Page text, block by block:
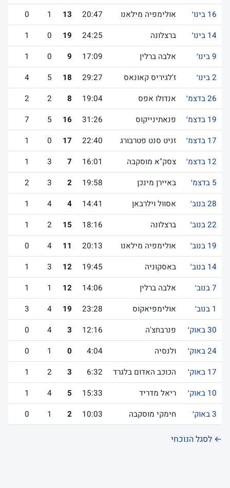
16 בינו׳
אולימפיה מילאנו 20:47
13
1
0
14 בינו׳
ברצלונה 24:25
19
0
1
9 בינו׳
אלבה ברלין 17:09
9
0
1
2 בינו׳
ז'לגיריס קאונאס 29:27
18
5
4
26 בדצמ׳
אנדולו אפס 19:04
8
2
2
19 בדצמ׳
פנאתינייקוס 31:26
16
5
7
17 בדצמ׳
זניט סנט פטרבורג 22:40
17
0
1
12 בדצמ׳
צסק"א מוסקבה 16:01
7
3
1
5 בדצמ׳
באיירן מינכן 19:58
2
3
2
28 בנוב׳
אסוול וילרבאן 14:41
4
4
1
22 בנוב׳
ברצלונה 18:16
15
2
1
19 בנוב׳
אולימפיה מילאנו 20:13
11
4
0
14 בנוב׳
באסקוניה 19:45
12
3
1
7 בנוב׳
אלבה ברלין 14:06
12
1
1
1 בנוב׳
אולימפיאקוס 23:28
19
4
3
30 באוק׳
פנרבחצ'ה 12:16
3
4
0
24 באוק׳
ולנסיה 4:04
0
1
0
17 באוק׳
הכוכב האדום בלגרד 6:32
3
2
1
10 באוק׳
ריאל מדריד 15:33
5
4
1
3 באוק׳
חימקי מוסקבה 10:03
2
1
0
← לסגל הנוכחי